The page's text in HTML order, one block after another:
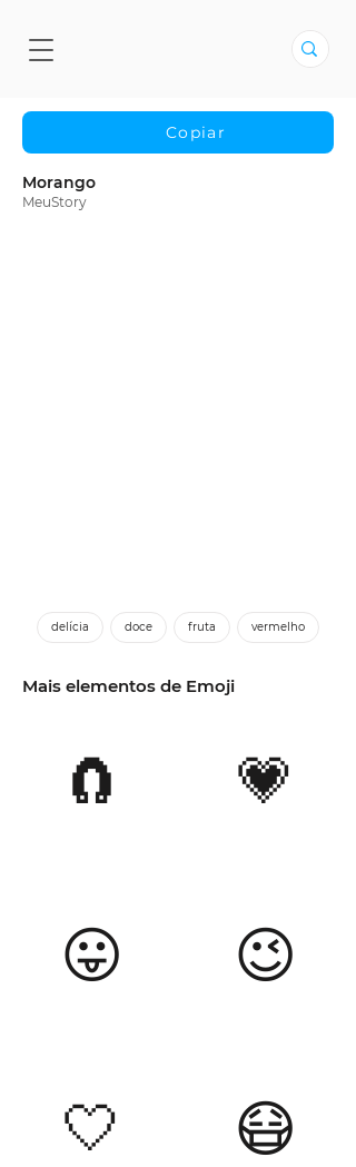
Copiar
Morango
MeuStory
delícia doce fruta vermelho
Mais elementos de Emoji
🧲
😛
🤍
💗
😉
😷